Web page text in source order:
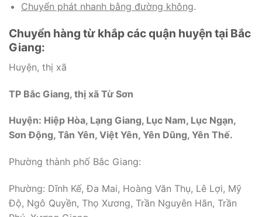
Chuyển phát nhanh bằng đường không.
Chuyển hàng từ khắp các quận huyện tại Bắc
Giang:
Huyện, thị xã
TP Bắc Giang, thị xã Từ Sơn
Huyện: Hiệp Hòa, Lạng Giang, Lục Nam, Lục Ngạn,
Sơn Động, Tân Yên, Việt Yên, Yên Dũng, Yên Thế.
Phường thành phố Bắc Giang:
Phường: Dĩnh Kế, Đa Mai, Hoàng Văn Thụ, Lê Lợi, Mỹ
Độ, Ngô Quyền, Thọ Xương, Trần Nguyên Hãn, Trần